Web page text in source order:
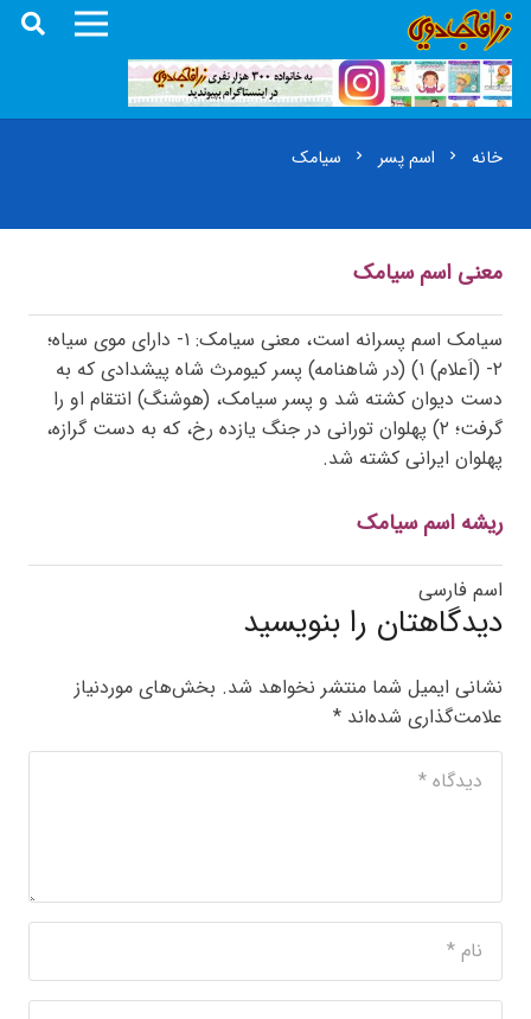
خانه chevron_right اسم پسر chevron_right سیامک
معنی اسم سیامک
سیامک اسم پسرانه است، معنی سیامک: ۱- دارای موی سیاه؛
۲- (اَعلام) ۱) (در شاهنامه) پسر کیومرث شاه پیشدادی که به
دست دیوان کشته شد و پسر سیامک، (هوشنگ) انتقام او را
گرفت؛ ۲) پهلوان تورانی در جنگ یازده رخ، که به دست گرازه،
پهلوان ایرانی کشته شد.
ریشه اسم سیامک
اسم فارسی
دیدگاهتان را بنویسید
نشانی ایمیل شما منتشر نخواهد شد. بخش‌های موردنیاز
علامت‌گذاری شده‌اند *